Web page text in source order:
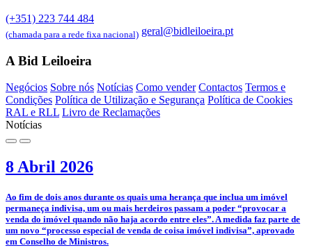
(+351) 223 744 484
(chamada para a rede fixa nacional) geral@bidleiloeira.pt
A Bid Leiloeira
Negócios Sobre nós Notícias Como vender Contactos Termos e
Condições Política de Utilização e Segurança Política de Cookies
RAL e RLL Livro de Reclamações
Notícias
8 Abril 2026
­Ao fim de dois anos durante os quais uma herança que inclua um imóvel
permaneça indivisa, um ou mais herdeiros passam a poder “provocar a
venda do imóvel quando não haja acordo entre eles”. A medida faz parte de
um novo “processo especial de venda de coisa imóvel indivisa”, aprovado
em Conselho de Ministros.